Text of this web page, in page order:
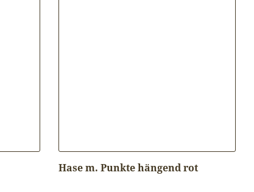
Hase m. Punkte hängend rot